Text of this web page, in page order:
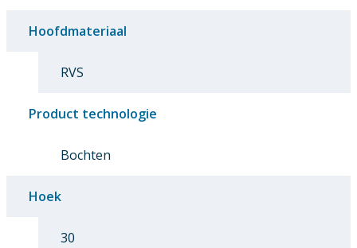
Hoofdmateriaal
RVS
Product technologie
Bochten
Hoek
30